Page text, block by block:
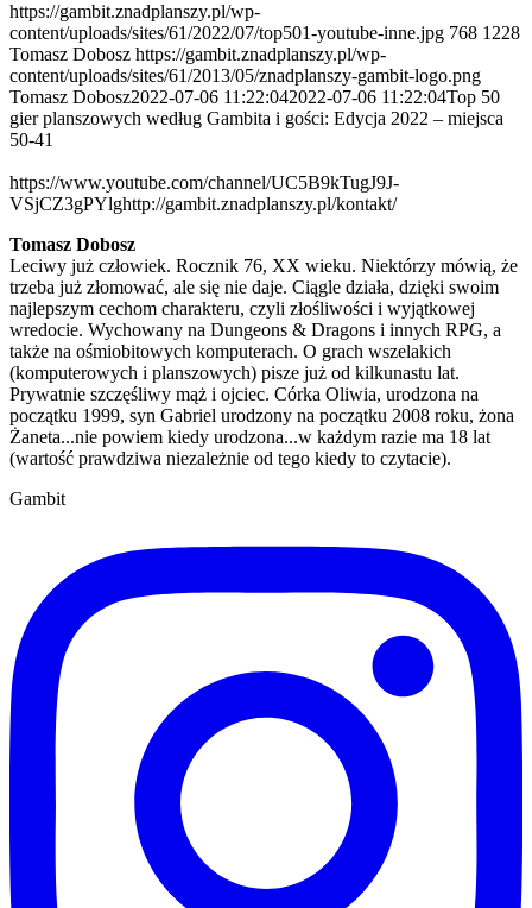
https://gambit.znadplanszy.pl/wp-
content/uploads/sites/61/2022/07/top501-youtube-inne.jpg 768 1228
Tomasz Dobosz https://gambit.znadplanszy.pl/wp-
content/uploads/sites/61/2013/05/znadplanszy-gambit-logo.png
Tomasz Dobosz2022-07-06 11:22:042022-07-06 11:22:04Top 50
gier planszowych według Gambita i gości: Edycja 2022 – miejsca
50-41
https://www.youtube.com/channel/UC5B9kTugJ9J-
VSjCZ3gPYlghttp://gambit.znadplanszy.pl/kontakt/
Tomasz Dobosz
Leciwy już człowiek. Rocznik 76, XX wieku. Niektórzy mówią, że
trzeba już złomować, ale się nie daje. Ciągle działa, dzięki swoim
najlepszym cechom charakteru, czyli złośliwości i wyjątkowej
wredocie. Wychowany na Dungeons & Dragons i innych RPG, a
także na ośmiobitowych komputerach. O grach wszelakich
(komputerowych i planszowych) pisze już od kilkunastu lat.
Prywatnie szczęśliwy mąż i ojciec. Córka Oliwia, urodzona na
początku 1999, syn Gabriel urodzony na początku 2008 roku, żona
Żaneta...nie powiem kiedy urodzona...w każdym razie ma 18 lat
(wartość prawdziwa niezależnie od tego kiedy to czytacie).
Gambit